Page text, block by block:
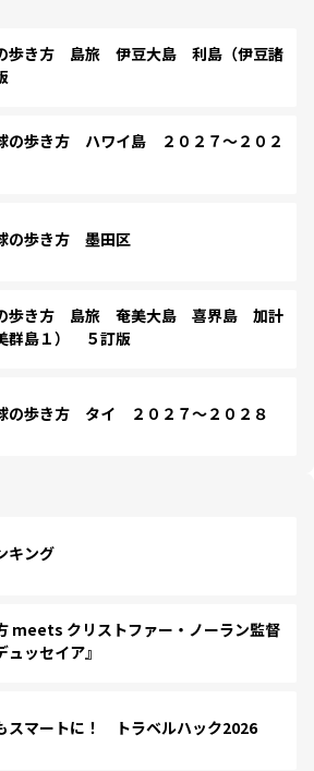
歩き方 島旅 伊豆大島 利島（伊豆諸
の歩き方 ハワイ島 ２０２７～２０２
の歩き方 墨田区
歩き方 島旅 奄美大島 喜界島 加計
群島１） ５訂版
の歩き方 タイ ２０２７～２０２８
キング
meets クリストファー・ノーラン監督
ッセイア』
スマートに！ トラベルハック2026